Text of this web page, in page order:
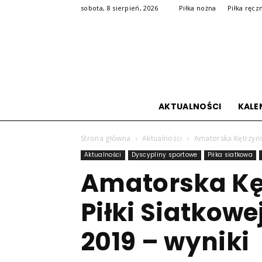
sobota, 8 sierpień, 2026 Piłka nożna Piłka
AKTUALNOŚCI
Strona główna Aktualności Amatorska
Aktualności Dyscypliny sportowe Piłka siatkowa
Amatorska
Piłki
2019 – wyniki